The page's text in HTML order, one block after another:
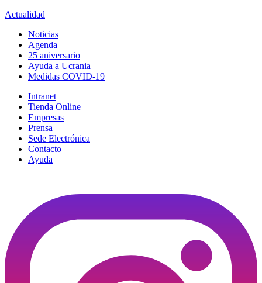
Actualidad
Noticias
Agenda
25 aniversario
Ayuda a Ucrania
Medidas COVID-19
Intranet
Tienda Online
Empresas
Prensa
Sede Electrónica
Contacto
Ayuda